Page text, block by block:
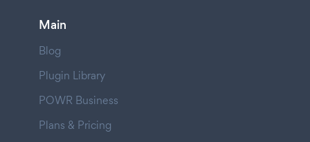
Main
Blog
Plugin Library
POWR Business
Plans & Pricing